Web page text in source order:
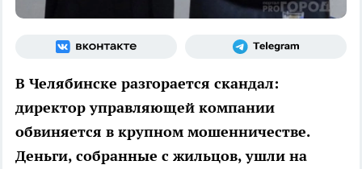
В Челябинске разгорается скандал:
директор управляющей компании
обвиняется в крупном мошенничестве.
Деньги, собранные с жильцов, ушли на